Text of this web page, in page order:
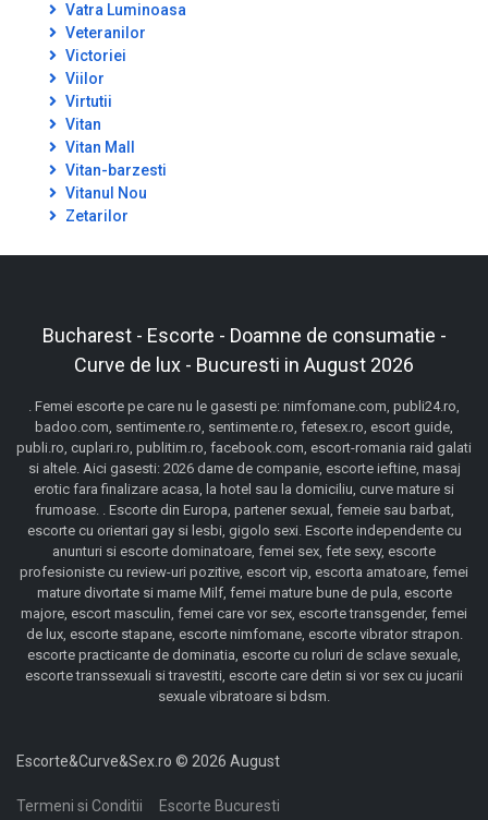
Vatra Luminoasa
Veteranilor
Victoriei
Viilor
Virtutii
Vitan
Vitan Mall
Vitan-barzesti
Vitanul Nou
Zetarilor
Bucharest - Escorte - Doamne de consumatie -
Curve de lux - Bucuresti in August 2026
. Femei escorte pe care nu le gasesti pe: nimfomane.com, publi24.ro,
badoo.com, sentimente.ro, sentimente.ro, fetesex.ro, escort guide,
publi.ro, cuplari.ro, publitim.ro, facebook.com, escort-romania raid galati
si altele. Aici gasesti: 2026 dame de companie, escorte ieftine, masaj
erotic fara finalizare acasa, la hotel sau la domiciliu, curve mature si
frumoase. . Escorte din Europa, partener sexual, femeie sau barbat,
escorte cu orientari gay si lesbi, gigolo sexi. Escorte independente cu
anunturi si escorte dominatoare, femei sex, fete sexy, escorte
profesioniste cu review-uri pozitive, escort vip, escorta amatoare, femei
mature divortate si mame Milf, femei mature bune de pula, escorte
majore, escort masculin, femei care vor sex, escorte transgender, femei
de lux, escorte stapane, escorte nimfomane, escorte vibrator strapon.
escorte practicante de dominatia, escorte cu roluri de sclave sexuale,
escorte transsexuali si travestiti, escorte care detin si vor sex cu jucarii
sexuale vibratoare si bdsm.
Escorte&Curve&Sex.ro © 2026 August
Termeni si Conditii Escorte Bucuresti